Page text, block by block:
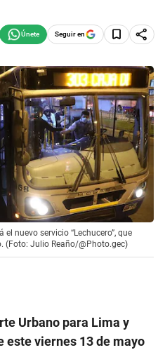
Seguir en
nuevo servicio “Lechucero”, que
(Foto: Julio Reaño/@Photo.gec)
Urbano para Lima y
este viernes 13 de mayo